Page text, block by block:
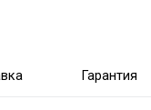
Гарантия